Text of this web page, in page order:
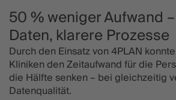
50 % weniger Aufwand
Daten, klarere Prozesse
Durch den Einsatz von 4PLAN
Kliniken den Zeitaufwand für die
die Hälfte senken – bei gleichzeitig
Datenqualität.